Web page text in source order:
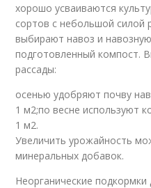
хорошо усваиваются
сортов с небольшой силой
выбирают навоз и
подготовленный компост.
рассады:
осенью удобряют почву
1 м2;по весне используют
1 м2.
Увеличить урожайность
минеральных добавок.
Неорганические